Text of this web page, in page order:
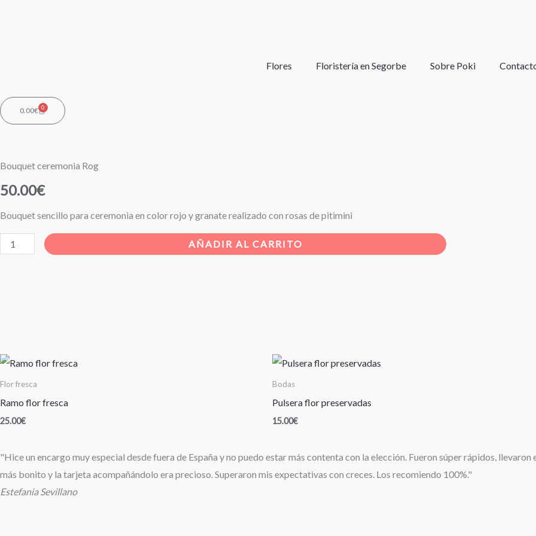
Flores
Floristería en Segorbe Sobre Poki
0.00€ 0
Carrito
Bouquet ceremonia Rog
50.00€
Bouquet sencillo para ceremonia en color rojo y granate realizado con rosas de pitimini
Bouquet
AÑADIR AL CARRITO
Flor fresca
Ramo flor fresca
25.00€
Bodas
Pulsera flor preservadas
15.00€
"Hice un encargo muy especial desde fuera de España y no puedo estar más contenta con la elección. Fueron súper rápidos,
más bonito y la tarjeta acompañándolo era precioso. Superaron mis expectativas con creces. Los recomiendo 100%."
Estefania Sevillano